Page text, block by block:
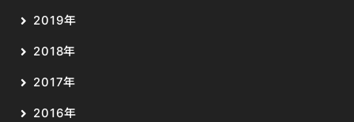
2019年
2018年
2017年
2016年